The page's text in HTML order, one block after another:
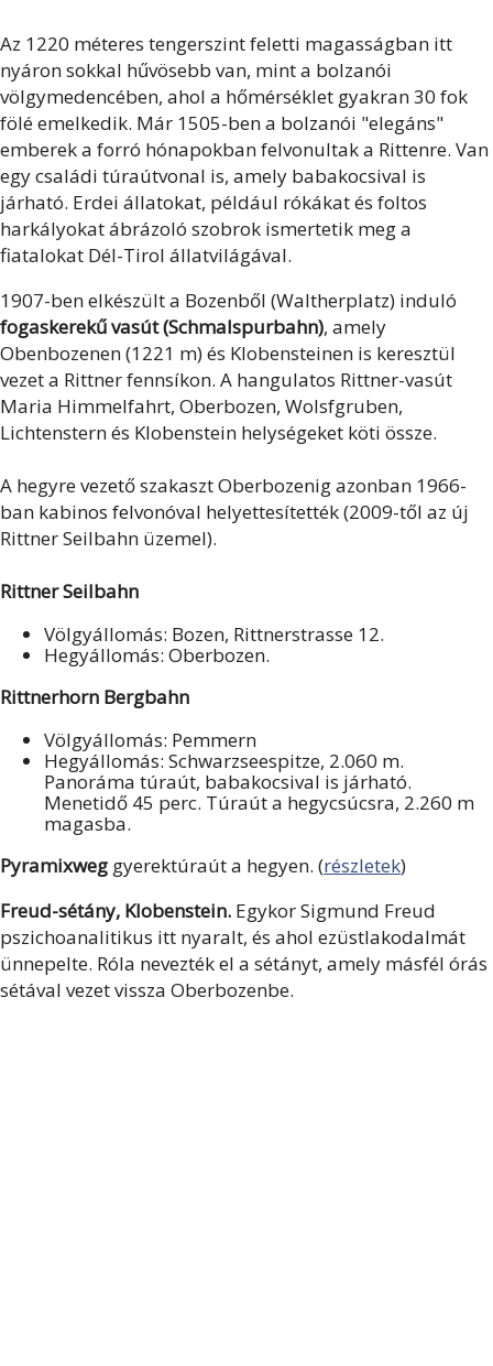
Az 1220 méteres tengerszint feletti magasságban itt
nyáron sokkal hűvösebb van, mint a bolzanói
völgymedencében, ahol a hőmérséklet gyakran 30 fok
fölé emelkedik. Már 1505-ben a bolzanói "elegáns"
emberek a forró hónapokban felvonultak a Rittenre. Van
egy családi túraútvonal is, amely babakocsival is
járható. Erdei állatokat, például rókákat és foltos
harkályokat ábrázoló szobrok ismertetik meg a
fiatalokat Dél-Tirol állatvilágával.
1907-ben elkészült a Bozenből (Waltherplatz) induló
fogaskerekű vasút (Schmalspurbahn), amely
Obenbozenen (1221 m) és Klobensteinen is keresztül
vezet a Rittner fennsíkon. A hangulatos Rittner-vasút
Maria Himmelfahrt, Oberbozen, Wolsfgruben,
Lichtenstern és Klobenstein helységeket köti össze.
A hegyre vezető szakaszt Oberbozenig azonban 1966-
ban kabinos felvonóval helyettesítették (2009-től az új
Rittner Seilbahn üzemel).
Rittner Seilbahn
Völgyállomás: Bozen, Rittnerstrasse 12.
Hegyállomás: Oberbozen.
Rittnerhorn Bergbahn
Völgyállomás: Pemmern
Hegyállomás: Schwarzseespitze, 2.060 m.
Panoráma túraút, babakocsival is járható.
Menetidő 45 perc. Túraút a hegycsúcsra, 2.260 m
magasba.
Pyramixweg gyerektúraút a hegyen. (részletek)
Freud-sétány, Klobenstein. Egykor Sigmund Freud
pszichoanalitikus itt nyaralt, és ahol ezüstlakodalmát
ünnepelte. Róla nevezték el a sétányt, amely másfél órás
sétával vezet vissza Oberbozenbe.